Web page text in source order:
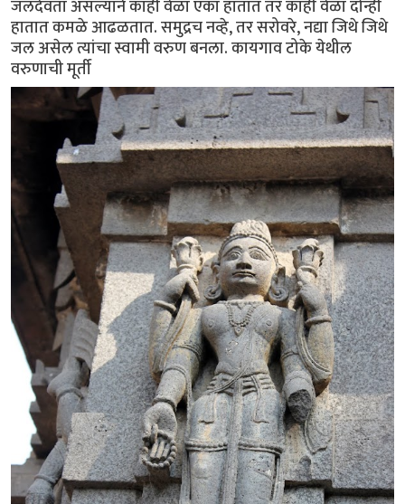
जलदेवता असल्याने काही वेळा एका हातात तर काही वेळा दोन्ही
हातात कमळे आढळतात. समुद्रच नव्हे, तर सरोवरे, नद्या जिथे जिथे
जल असेल त्यांचा स्वामी वरुण बनला. कायगाव टोके येथील
वरुणाची मूर्ती